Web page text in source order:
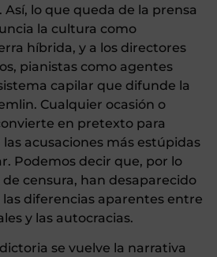
lo que queda de la prensa
la cultura como
híbrida, y a los directores
pianistas como agentes
capilar que difunde la
Cualquier ocasión o
en pretexto para
acusaciones más estúpidas
Podemos decir que, por lo
censura, han desaparecido
diferencias aparentes entre
y las autocracias.
se vuelve la narrativa